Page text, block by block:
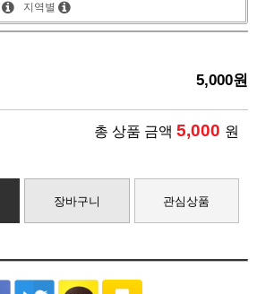
지역별
5,000원
총 상품 금액 5,000 원
장바구니 관심상품